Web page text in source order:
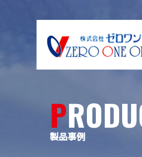
製品事例